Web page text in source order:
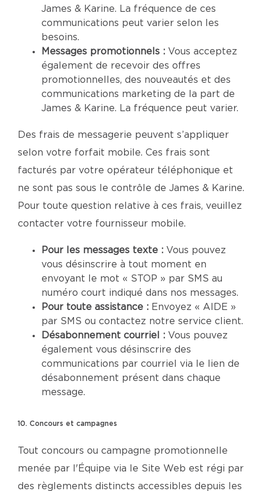
James & Karine. La fréquence de ces
communications peut varier selon les
besoins.
Messages promotionnels : Vous acceptez
également de recevoir des offres
promotionnelles, des nouveautés et des
communications marketing de la part de
James & Karine. La fréquence peut varier.
Des frais de messagerie peuvent s’appliquer
selon votre forfait mobile. Ces frais sont
facturés par votre opérateur téléphonique et
ne sont pas sous le contrôle de James & Karine.
Pour toute question relative à ces frais, veuillez
contacter votre fournisseur mobile.
Pour les messages texte : Vous pouvez
vous désinscrire à tout moment en
envoyant le mot « STOP » par SMS au
numéro court indiqué dans nos messages.
Pour toute assistance : Envoyez « AIDE »
par SMS ou contactez notre service client.
Désabonnement courriel : Vous pouvez
également vous désinscrire des
communications par courriel via le lien de
désabonnement présent dans chaque
message.
10. Concours et campagnes
Tout concours ou campagne promotionnelle
menée par l'Équipe via le Site Web est régi par
des règlements distincts accessibles depuis les